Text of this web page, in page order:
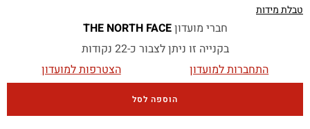
טבלת מידות
חברי מועדוןTHE NORTH FACE
בקנייה זו ניתן לצבור כ-22 נקודות
התחברות למועדון
הצטרפות למועדון
הוספה לסל